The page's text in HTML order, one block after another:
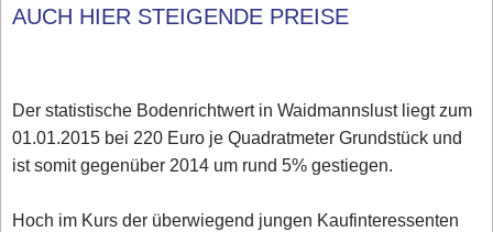
AUCH HIER STEIGENDE PREISE
Der statistische Bodenrichtwert in Waidmannslust liegt zum
01.01.2015 bei 220 Euro je Quadratmeter Grundstück und
ist somit gegenüber 2014 um rund 5% gestiegen.
Hoch im Kurs der überwiegend jungen Kaufinteressenten